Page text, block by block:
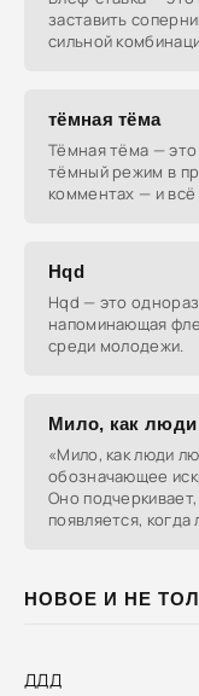
НОВОЕ И НЕ
ДДД
заставить
сильной
тёмная тёма
Тёмная тёма — это
тёмный режим в
комментах — и
Hqd
Hqd — это
напоминающая
среди молодежи.
Мило, как
«Мило, как люди
обозначающее
Оно
появляется,